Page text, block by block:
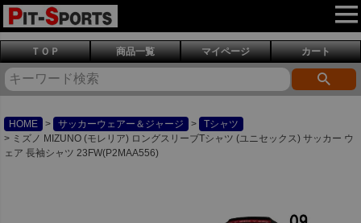
ＴＯＰ 商品一覧 マイページ カート
HOME サッカーウェアー＆ジャージ
Tシャツ
ミズノ MIZUNO (モレリア) ロングスリーブTシャツ (ユニセックス) サッカー ウ
ェア 長袖シャツ 23FW(P2MAA556)